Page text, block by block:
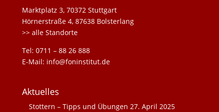
Marktplatz 3, 70372 Stuttgart
Hörnerstraße 4, 87638 Bolsterlang
>> alle Standorte
Tel: 0711 – 88 26 888
E-Mail: info@foninstitut.de
Aktuelles
Stottern – Tipps und Übungen 27. April 2025